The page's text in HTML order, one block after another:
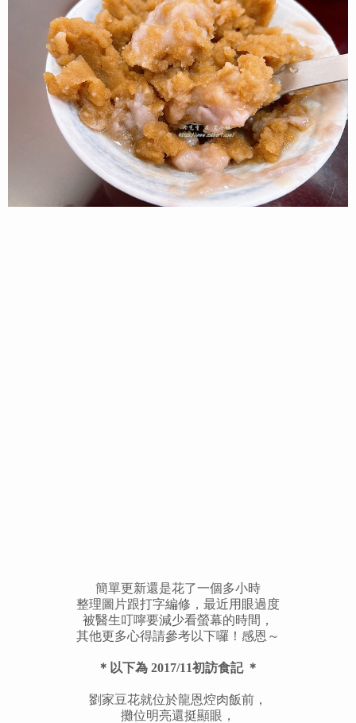
簡單更新還是花了一個多小時
整理圖片跟打字編修，最近用眼過度
被醫生叮嚀要減少看螢幕的時間，
其他更多心得請參考以下囉！感恩～
＊以下為 2017/11初訪食記 ＊
劉家豆花就位於龍恩焢肉飯前，
攤位明亮還挺顯眼，